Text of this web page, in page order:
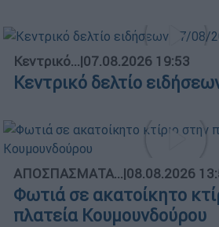
Κεντρικό...|07.08.2026 19:53
Κεντρικό δελτίο
ΑΠΟΣΠΑΣΜΑΤΑ...|08.08.2026
Φωτιά σε ακατοίκητο
πλατεία Κουμουνδούρου